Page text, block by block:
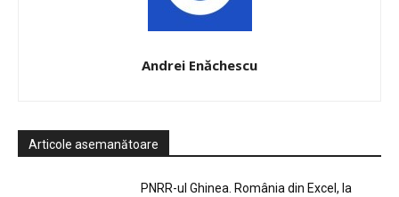
Andrei Enăchescu
Articole asemanătoare
PNRR-ul Ghinea. România din Excel, la